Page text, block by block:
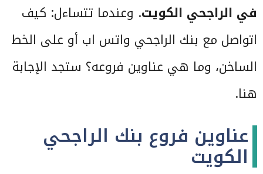
في الراجحي الكويت. وعندما تتساءل: كيف
اتواصل مع بنك الراجحي واتس اب أو على الخط
الساخن، وما هي عناوين فروعه؟ ستجد الإجابة
هنا.
عناوين فروع بنك الراجحي
الكويت